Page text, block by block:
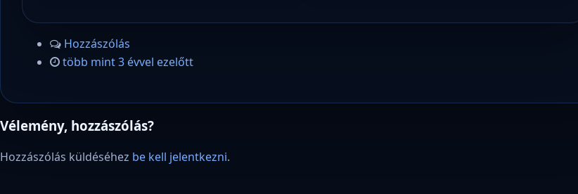
Hozzászólás
több mint 3 évvel ezelőtt
Vélemény, hozzászólás?
Hozzászólás küldéséhez be kell jelentkezni.